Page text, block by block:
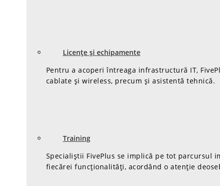
Licențe și echipamente
Pentru a acoperi întreaga infrastructură IT,
cablate și wireless, precum și asistentă tehnică.
Training
Specialiștii FivePlus se implică pe tot parcursul
fiecărei funcționalități, acordând o atenție